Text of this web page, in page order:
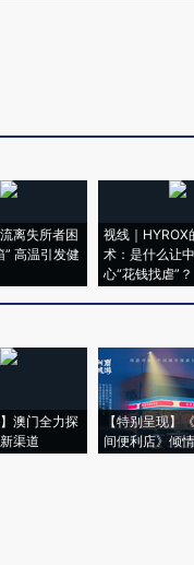
离失所者困
” 高温引发健
视线｜HYROX
术：是什么让
心“花钱找虐”？
】澳门全力探
渠道
【特别呈现】
间便利店》倾